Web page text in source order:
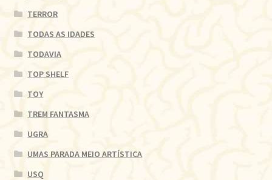
TERROR
TODAS AS IDADES
TODAVIA
TOP SHELF
TOY
TREM FANTASMA
UGRA
UMAS PARADA MEIO ARTÍSTICA
USQ